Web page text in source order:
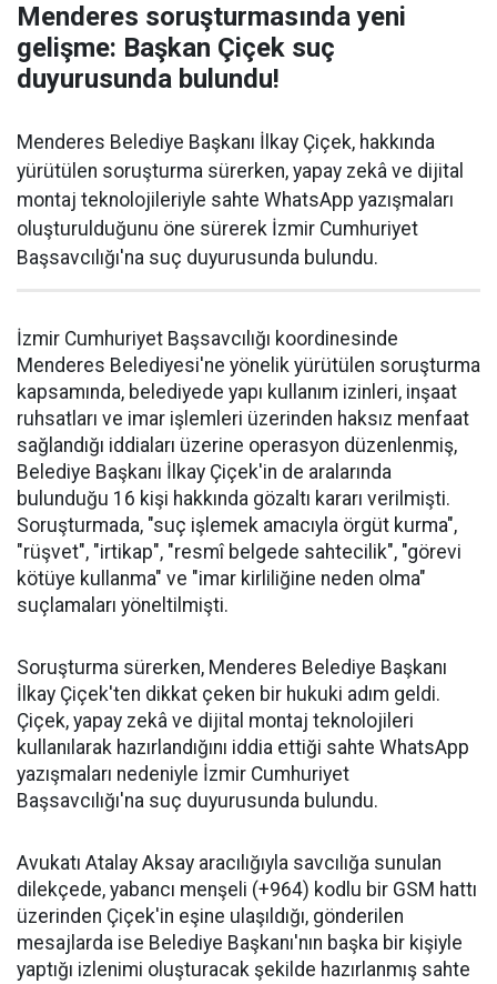
Menderes soruşturmasında yeni
gelişme: Başkan Çiçek suç
duyurusunda bulundu!
Menderes Belediye Başkanı İlkay Çiçek, hakkında
yürütülen soruşturma sürerken, yapay zekâ ve dijital
montaj teknolojileriyle sahte WhatsApp yazışmaları
oluşturulduğunu öne sürerek İzmir Cumhuriyet
Başsavcılığı'na suç duyurusunda bulundu.
İzmir Cumhuriyet Başsavcılığı koordinesinde
Menderes Belediyesi'ne yönelik yürütülen soruşturma
kapsamında, belediyede yapı kullanım izinleri, inşaat
ruhsatları ve imar işlemleri üzerinden haksız menfaat
sağlandığı iddiaları üzerine operasyon düzenlenmiş,
Belediye Başkanı İlkay Çiçek'in de aralarında
bulunduğu 16 kişi hakkında gözaltı kararı verilmişti.
Soruşturmada, "suç işlemek amacıyla örgüt kurma",
"rüşvet", "irtikap", "resmî belgede sahtecilik", "görevi
kötüye kullanma" ve "imar kirliliğine neden olma"
suçlamaları yöneltilmişti.
Soruşturma sürerken, Menderes Belediye Başkanı
İlkay Çiçek'ten dikkat çeken bir hukuki adım geldi.
Çiçek, yapay zekâ ve dijital montaj teknolojileri
kullanılarak hazırlandığını iddia ettiği sahte WhatsApp
yazışmaları nedeniyle İzmir Cumhuriyet
Başsavcılığı'na suç duyurusunda bulundu.
Avukatı Atalay Aksay aracılığıyla savcılığa sunulan
dilekçede, yabancı menşeli (+964) kodlu bir GSM hattı
üzerinden Çiçek'in eşine ulaşıldığı, gönderilen
mesajlarda ise Belediye Başkanı'nın başka bir kişiyle
yaptığı izlenimi oluşturacak şekilde hazırlanmış sahte